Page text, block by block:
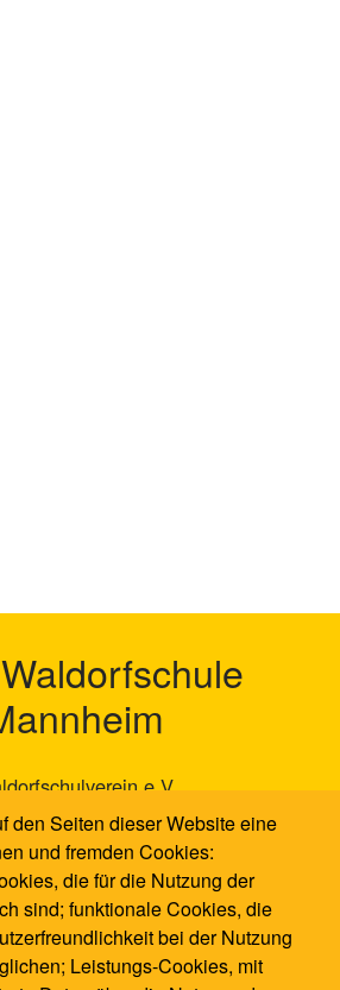
e.V
Waldweg 131
Mannheim
0621 / 1286100
0621 / 12861021
mannheim.de
den Seiten dieser Website eine
und fremden Cookies:
die für die Nutzung der
sind; funktionale Cookies, die
bei der Nutzung
Leistungs-Cookies, mit